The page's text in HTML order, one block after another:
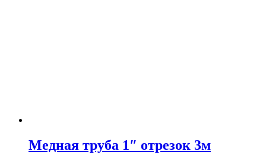
Медная труба 1″ отрезок 3м